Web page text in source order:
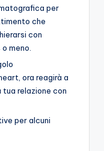
per
che
con
meno.
ora reagirà a
relazione con
per alcuni